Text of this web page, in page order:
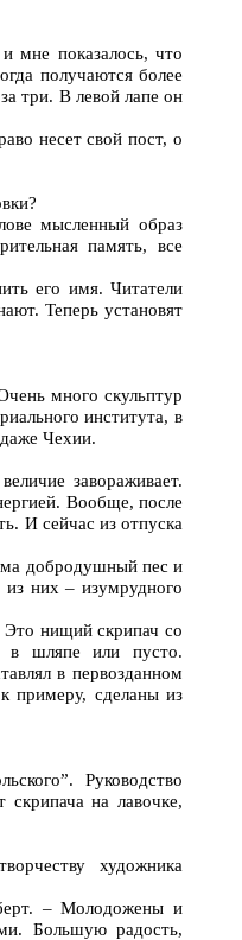
мне показалось, что
получаются более
три. В левой лапе он
несет свой пост, о
мысленный образ
память, все
его имя. Читатели
Теперь установят
много скульптур
института, в
Чехии.
завораживает.
Вообще, после
И сейчас из отпуска
добродушный пес и
них – изумрудного
Это нищий скрипач со
в шляпе или пусто.
в первозданном
примеру, сделаны из
Руководство
скрипача на лавочке,
художника
– Молодожены и
Большую радость,